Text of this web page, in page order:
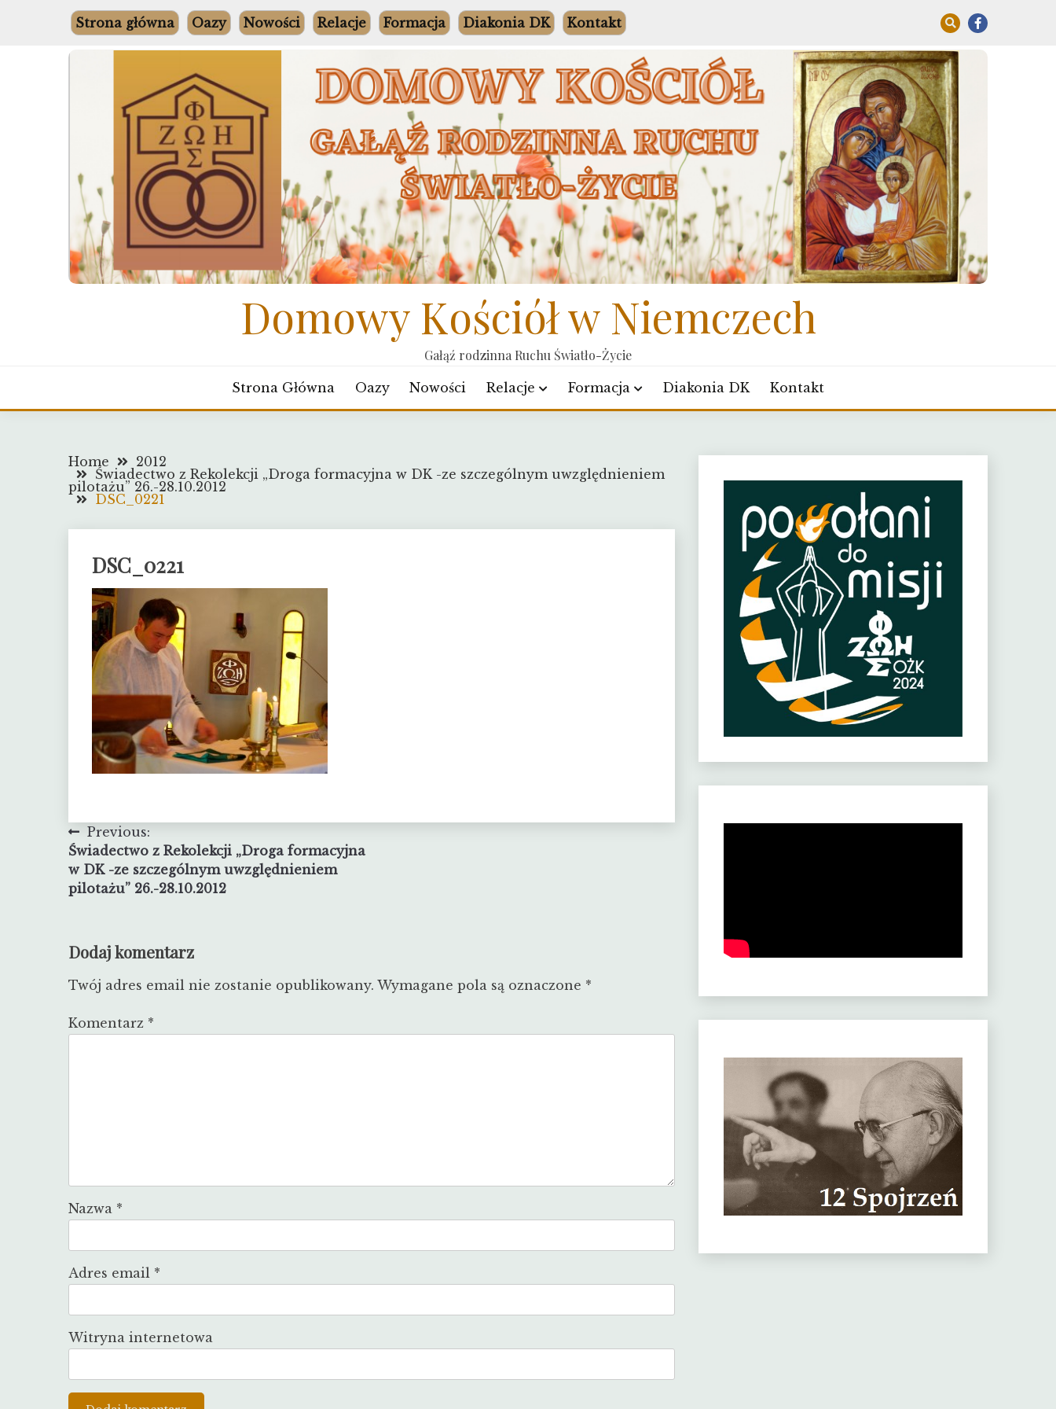
Strona główna Oazy Nowości Relacje Formacja Diakonia DK Kontakt
Domowy Kościół w Niemczech
Gałąź rodzinna Ruchu Światło-Życie
Strona Główna Oazy Nowości Relacje Formacja Diakonia DK Kontakt
Home
2012
Świadectwo z Rekolekcji „Droga formacyjna w DK -ze szczególnym uwzględnieniem
pilotażu” 26.-28.10.2012
DSC_0221
DSC_0221
Nawigacja
wpisu
Previous:
Świadectwo z Rekolekcji „Droga formacyjna
w DK -ze szczególnym uwzględnieniem
pilotażu” 26.-28.10.2012
Dodaj komentarz
Twój adres email nie zostanie opublikowany. Wymagane pola są oznaczone *
Komentarz *
Nazwa *
Adres email *
Witryna internetowa